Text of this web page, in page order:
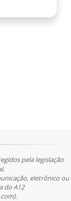
pela legislação
eletrônico ou
do A12